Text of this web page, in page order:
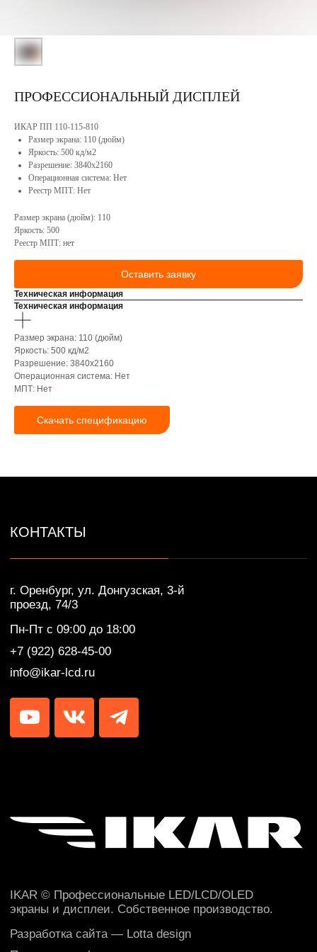
ПРОФЕССИОНАЛЬНЫЙ ДИСПЛЕЙ
ИКАР ПП 110-115-810
Размер экрана: 110 (дюйм)
Яркость: 500 кд/м2
Разрешение: 3840x2160
Операционная система: Нет
Реестр МПТ: Нет
Размер экрана (дюйм): 110
Яркость: 500
Реестр МПТ: нет
Оставить заявку
Техническая информация
Техническая информация
Размер экрана: 110 (дюйм)
Яркость: 500 кд/м2
Разрешение: 3840x2160
Операционная система: Нет
МПТ: Нет
Скачать спецификацию
КОНТАКТЫ
Политика конфиденциальности
экраны и дисплеи. Собственное производство.
info@ikar-lcd.ru
+7 (922) 628-45-00
Сервисное
Минпромторга
Сотрудничество
Пн-Пт с 09:00 до 18:00
г. Оренбург, ул. Донгузская, 3-й
проезд, 74/3